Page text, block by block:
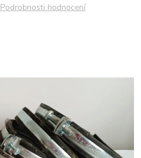
Podrobnosti hodnocení